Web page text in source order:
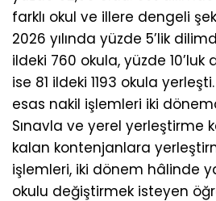
farklı okul ve illere dengeli
2026 yılında yüzde 5’lik
ildeki 760 okula, yüzde
ise 81 ildeki 1193 okula
esas nakil işlemleri iki
Sınavla ve yerel yerleştirme
kalan kontenjanlara
işlemleri, iki dönem hâlinde
okulu değiştirmek isteyen